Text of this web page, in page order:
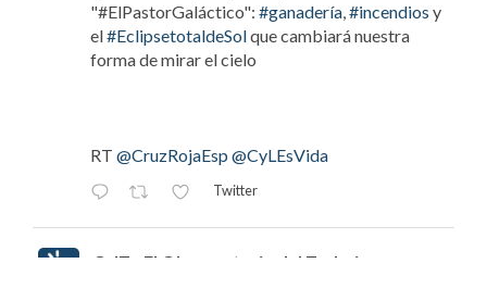
"#ElPastorGaláctico": #ganadería,#incendios y
el#EclipsetotaldeSolque cambiará nuestra
forma de mirar el cielo
RT @CruzRojaEsp @CyLEsVida
Twitter
OdT - El Observatorio del Trabajo